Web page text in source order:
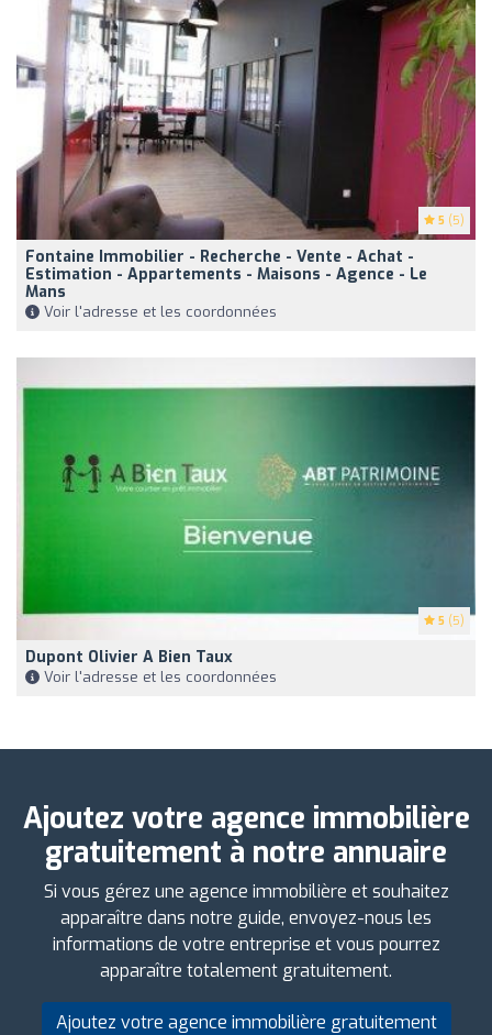
5 (5)
Fontaine Immobilier - Recherche - Vente - Achat -
Estimation - Appartements - Maisons - Agence - Le
Mans
Voir l'adresse et les coordonnées
5 (5)
Dupont Olivier A Bien Taux
Voir l'adresse et les coordonnées
Ajoutez votre agence immobilière
gratuitement à notre annuaire
Si vous gérez une agence immobilière et souhaitez
apparaître dans notre guide, envoyez-nous les
informations de votre entreprise et vous pourrez
apparaître totalement gratuitement.
Ajoutez votre agence immobilière gratuitement